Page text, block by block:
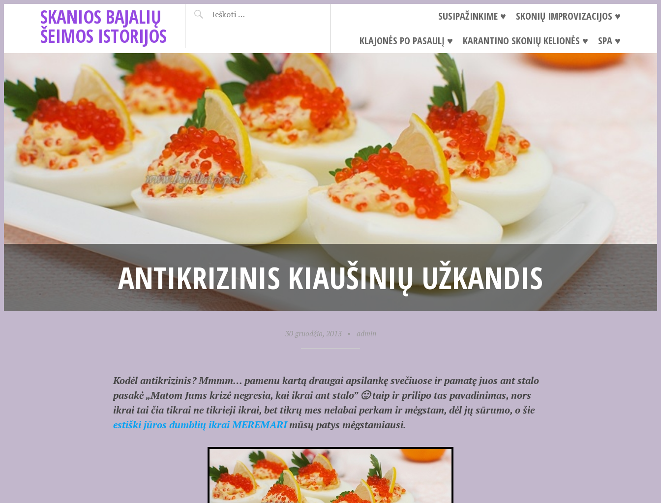
SKANIOS BAJALIŲ
ŠEIMOS ISTORIJOS
SUSIPAŽINKIME ♥
SKONIŲ IMPROVIZACIJOS ♥
KLAJONĖS PO PASAULĮ ♥
KARANTINO SKONIŲ KELIONĖS ♥ SPA ♥
ANTIKRIZINIS KIAUŠINIŲ UŽKANDIS
30 gruodžio, 2013 • admin
Kodėl antikrizinis? Mmmm… pamenu kartą draugai apsilankę svečiuose ir pamatę juos ant stalo
pasakė „Matom Jums krizė negresia, kai ikrai ant stalo” 🙂 taip ir prilipo tas pavadinimas, nors
ikrai tai čia tikrai ne tikrieji ikrai, bet tikrų mes nelabai perkam ir mėgstam, dėl jų sūrumo, o šie
estiški jūros dumblių ikrai MEREMARImūsų patys mėgstamiausi.